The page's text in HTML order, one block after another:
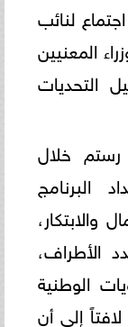
لنائب
المعنيين
التحديات
رستم خلال
البرنامج
والابتكار،
الأطراف،
الوطنية
إلى أن